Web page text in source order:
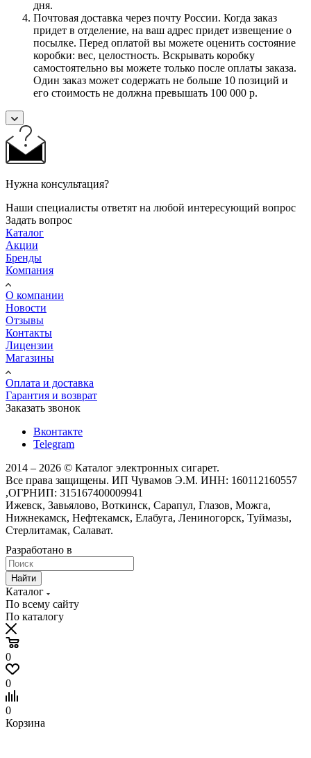
дня.
Почтовая доставка через почту России. Когда заказ
придет в отделение, на ваш адрес придет извещение о
посылке. Перед оплатой вы можете оценить состояние
коробки: вес, целостность. Вскрывать коробку
самостоятельно вы можете только после оплаты заказа.
Один заказ может содержать не больше 10 позиций и
его стоимость не должна превышать 100 000 р.
Нужна консультация?
Наши специалисты ответят на любой интересующий вопрос
Задать вопрос
Каталог
Акции
Бренды
Компания
О компании
Новости
Отзывы
Контакты
Лицензии
Магазины
Оплата и доставка
Гарантия и возврат
Заказать звонок
Вконтакте
Telegram
2014 – 2026 © Каталог электронных сигарет.
Все права защищены. ИП Чувамов Э.М. ИНН: 160112160557
,ОГРНИП: 315167400009941
Ижевск, Завьялово, Воткинск, Сарапул, Глазов, Можга,
Нижнекамск, Нефтекамск, Елабуга, Лениногорск, Туймазы,
Стерлитамак, Салават.
Разработано в
Найти
Каталог
По всему сайту
По каталогу
0
0
0
Корзина